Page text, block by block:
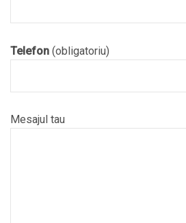
Telefon (obligatoriu)
Mesajul tau